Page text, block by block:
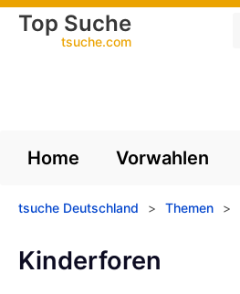
Top Suche
tsuche.com
Home Vorwahlen
tsuche Deutschland > Themen >
Kinderforen